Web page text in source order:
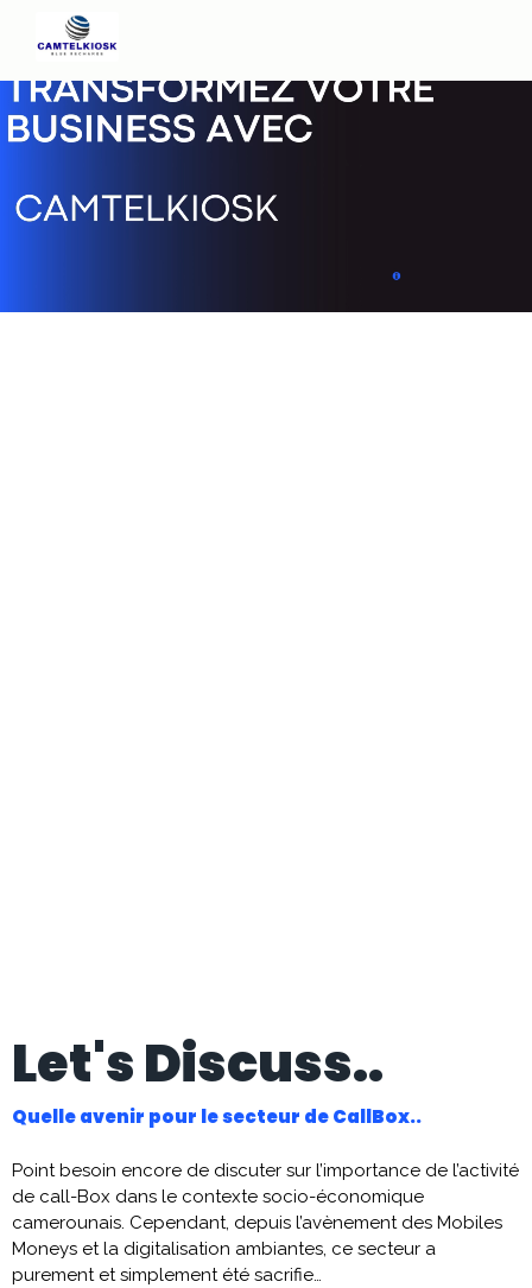
Let's Discuss..
Quelle avenir pour le secteur de CallBox..
Point besoin encore de discuter sur l’importance de l’activité
de call-Box dans le contexte socio-économique
camerounais. Cependant, depuis l’avènement des Mobiles
Moneys et la digitalisation ambiantes, ce secteur a
purement et simplement été sacrifie…